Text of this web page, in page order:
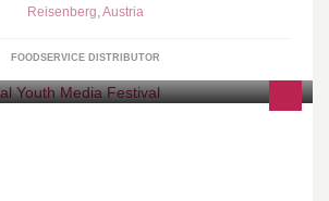
Reisenberg,Austria
FOODSERVICE DISTRIBUTOR